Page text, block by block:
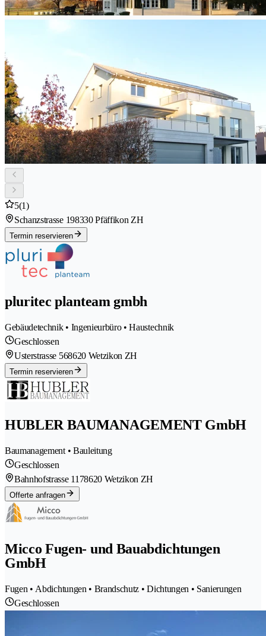
5(1)
Schanzstrasse 198330 Pfäffikon ZH
Termin reservieren
pluritec planteam gmbh
Gebäudetechnik • Ingenieurbüro • Haustechnik
Geschlossen
Usterstrasse 568620 Wetzikon ZH
Termin reservieren
HUBLER BAUMANAGEMENT GmbH
Baumanagement • Bauleitung
Geschlossen
Bahnhofstrasse 1178620 Wetzikon ZH
Offerte anfragen
Micco Fugen- und Bauabdichtungen
GmbH
Fugen • Abdichtungen • Brandschutz • Dichtungen • Sanierungen
Geschlossen